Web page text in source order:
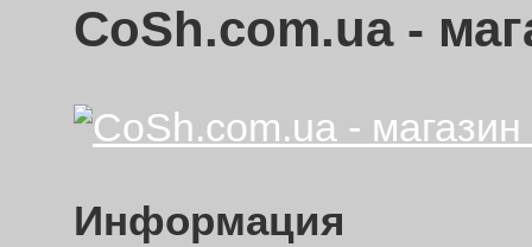
CoSh.com.ua -
Информация